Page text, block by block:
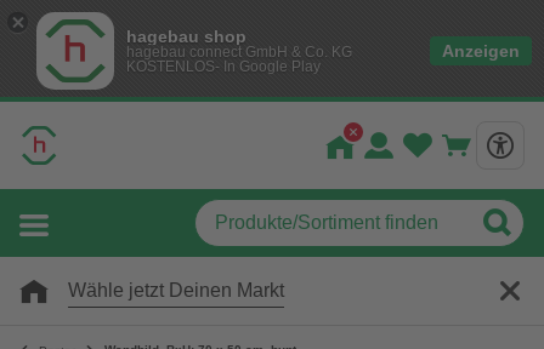
hagebau shop
hagebau connect GmbH & Co. KG
KOSTENLOS- In Google Play
Anzeigen
Wähle jetzt Deinen Markt